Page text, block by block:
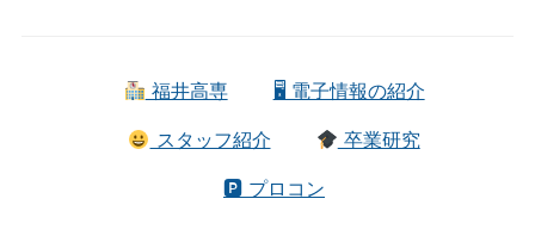
福井高専 🖥 電子情報の紹介
スタッフ紹介 卒業研究
🅿 プロコン